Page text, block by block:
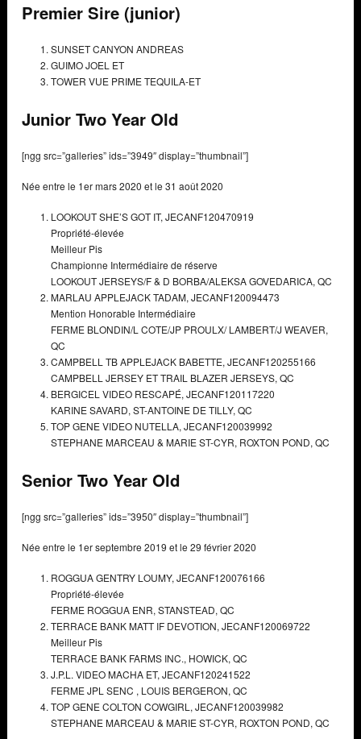
Premier Sire (junior)
SUNSET CANYON ANDREAS
GUIMO JOEL ET
TOWER VUE PRIME TEQUILA-ET
Junior Two Year Old
[ngg src=”galleries” ids=”3949″ display=”thumbnail”]
Née entre le 1er mars 2020 et le 31 août 2020
LOOKOUT SHE’S GOT IT, JECANF120470919
Propriété-élevée
Meilleur Pis
Championne Intermédiaire de réserve
LOOKOUT JERSEYS/F & D BORBA/ALEKSA GOVEDARICA, QC
MARLAU APPLEJACK TADAM, JECANF120094473
Mention Honorable Intermédiaire
FERME BLONDIN/L COTE/JP PROULX/ LAMBERT/J WEAVER,
QC
CAMPBELL TB APPLEJACK BABETTE, JECANF120255166
CAMPBELL JERSEY ET TRAIL BLAZER JERSEYS, QC
BERGICEL VIDEO RESCAPÉ, JECANF120117220
KARINE SAVARD, ST-ANTOINE DE TILLY, QC
TOP GENE VIDEO NUTELLA, JECANF120039992
STEPHANE MARCEAU & MARIE ST-CYR, ROXTON POND, QC
Senior Two Year Old
[ngg src=”galleries” ids=”3950″ display=”thumbnail”]
Née entre le 1er septembre 2019 et le 29 février 2020
ROGGUA GENTRY LOUMY, JECANF120076166
Propriété-élevée
FERME ROGGUA ENR, STANSTEAD, QC
TERRACE BANK MATT IF DEVOTION, JECANF120069722
Meilleur Pis
TERRACE BANK FARMS INC., HOWICK, QC
J.P.L. VIDEO MACHA ET, JECANF120241522
FERME JPL SENC , LOUIS BERGERON, QC
TOP GENE COLTON COWGIRL, JECANF120039982
STEPHANE MARCEAU & MARIE ST-CYR, ROXTON POND, QC